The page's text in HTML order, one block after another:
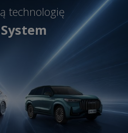
technologię